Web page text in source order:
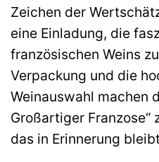
Zeichen der
eine Einladung, die
französischen Weins
Verpackung und die
Weinauswahl machen
Großartiger Franzose“
das in Erinnerung